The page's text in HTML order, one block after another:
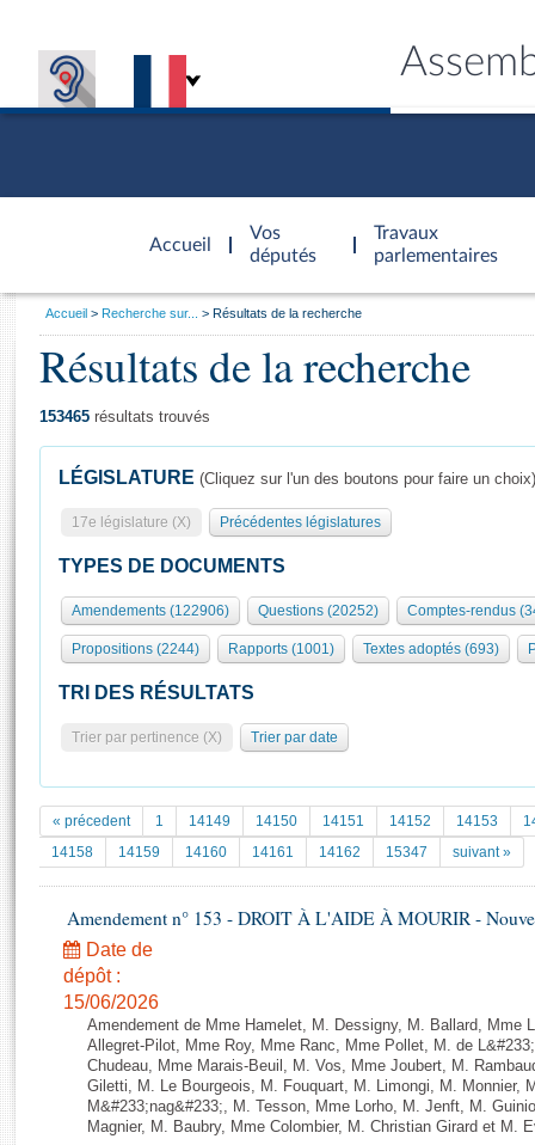
Accueil
d'accueil
Vos
députés
Travaux
parlementaires
Présidence
577 députés
Groupes politiques
Séance publique
Commissions et autres organes
Europe et International
Pétitions
Documents parlementaires
Projets de loi
Propositions de loi
Amendements
Textes adoptés
Rapports d'information
Rapports d'enquête
Rapports législatifs
Rapports sur l'application des lois
Général
Rôle et pouvoirs de l'Assemblée
Organisation de l'Assemblée
Présidence Conférence des Présidents Bureau Collège des
Statistiques et chiffres clés
Documents de référence
( Constitution | Règlement de l'Assemblée ... )
Histoire
Juniors
Anciennes législatures
Liens vers les sites publics
Visiter l'Assemblée
Visite virtuelle du palais Bourbon
Assister à une séance
La Bibliothèque
Les archives
Contacts et plan d'accès
Photos libres de droit
Vous
Accueil Recherche sur... Résultats de la recherche
Résultats de la recherche
153465 résultats trouvés
LÉGISLATURE (Cliquez sur l'un des boutons pour faire un choix)
17e législature (X) Précédentes législatures
TYPES DE DOCUMENTS
Amendements (122906) Questions (20252) Comptes-rendus
Propositions (2244) Rapports (1001) Textes adoptés (693)
TRI DES RÉSULTATS
Trier par pertinence (X) Trier par date
« précedent 1 14149 14150 14151 14152 14153
14158
14159 14160 14161 14162 15347 suivant »
Amendement n° 153 - DROIT À L'AIDE À MOURIR -
Date de
dépôt :
15/06/2026
Amendement de Mme Hamelet, M. Dessigny, M. Ballard, Mme
Allegret-Pilot, Mme Roy, Mme Ranc, Mme Pollet, M. de
Chudeau, Mme Marais-Beuil, M. Vos, Mme Joubert, M.
Giletti, M. Le Bourgeois, M. Fouquart, M. Limongi, M. Monnier,
M&#233;nag&#233;, M. Tesson, Mme Lorho, M. Jenft, M.
Magnier, M. Baubry, Mme Colombier, M. Christian Girard et M.